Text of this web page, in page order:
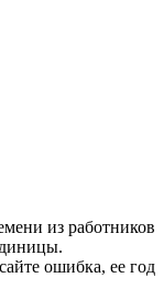
из работников
ошибка, ее год